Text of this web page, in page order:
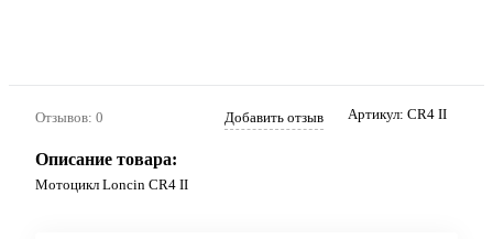
Отзывов: 0 Добавить отзыв Артикул: CR4 II
Описание товара:
Мотоцикл Loncin CR4 II